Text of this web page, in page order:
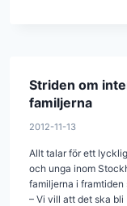
Striden om
familjerna
2012-11-13
Allt talar för ett
och unga inom
familjerna i
– Vi vill att det ska